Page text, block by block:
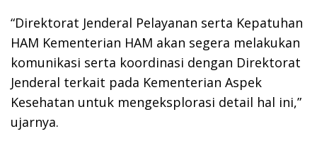
“Direktorat Jenderal Pelayanan serta Kepatuhan
HAM Kementerian HAM akan segera melakukan
komunikasi serta koordinasi dengan Direktorat
Jenderal terkait pada Kementerian Aspek
Kesehatan untuk mengeksplorasi detail hal ini,”
ujarnya.